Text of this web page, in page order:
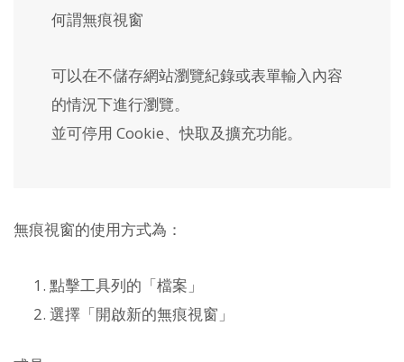
何謂無痕視窗
可以在不儲存網站瀏覽紀錄或表單輸入內容
的情況下進行瀏覽。
並可停用 Cookie、快取及擴充功能。
無痕視窗的使用方式為：
點擊工具列的「檔案」
選擇「開啟新的無痕視窗」